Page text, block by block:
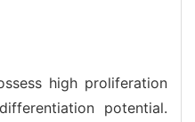
high proliferation
potential.